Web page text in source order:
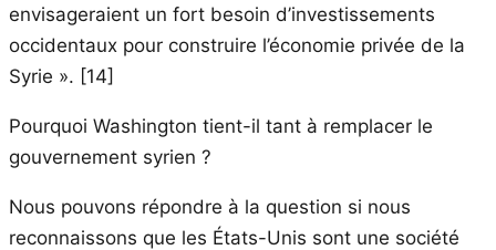
envisageraient un fort besoin d’investissements
occidentaux pour construire l’économie privée de la
Syrie ». [14]
Pourquoi Washington tient-il tant à remplacer le
gouvernement syrien ?
Nous pouvons répondre à la question si nous
reconnaissons que les États-Unis sont une société